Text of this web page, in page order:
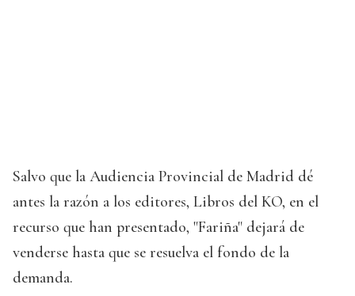
Salvo que la Audiencia Provincial de Madrid dé
antes la razón a los editores, Libros del KO, en el
recurso que han presentado, "Fariña" dejará de
venderse hasta que se resuelva el fondo de la
demanda.